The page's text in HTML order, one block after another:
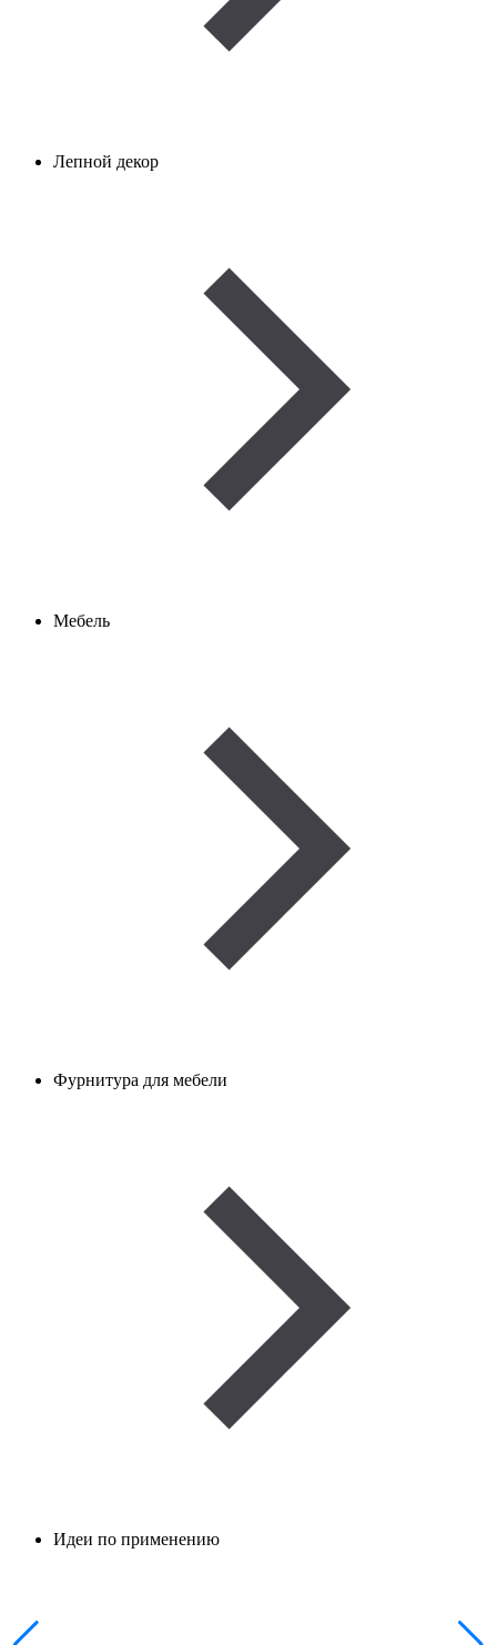
Лепной декор
Мебель
Фурнитура для мебели
Идеи по применению